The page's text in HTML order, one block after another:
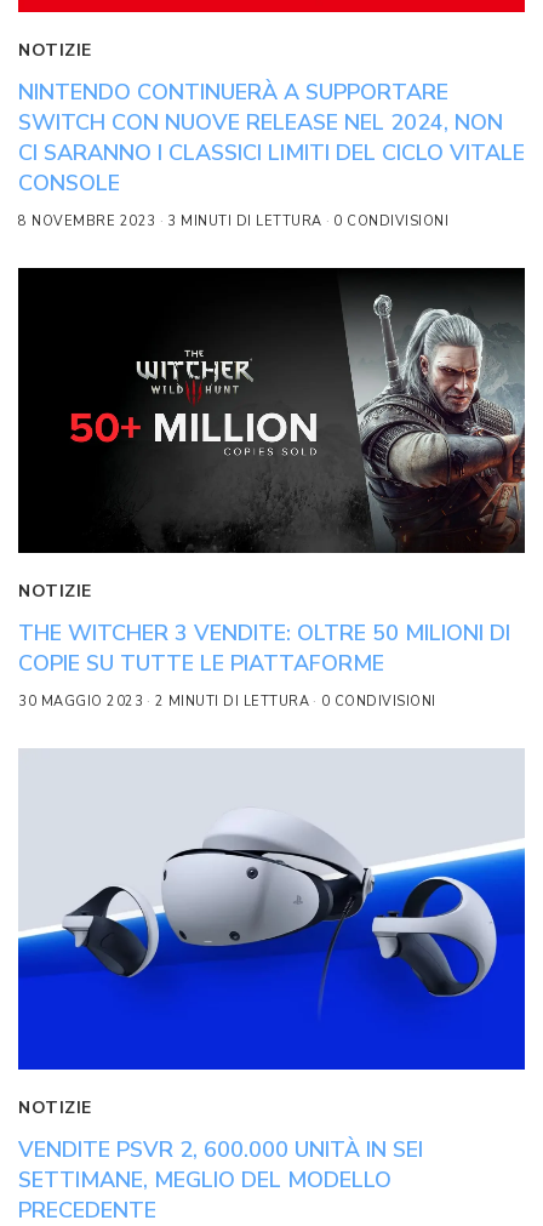
NOTIZIE
NINTENDO CONTINUERÀ A SUPPORTARE
SWITCH CON NUOVE RELEASE NEL 2024, NON
CI SARANNO I CLASSICI LIMITI DEL CICLO VITALE
CONSOLE
8 NOVEMBRE 2023 3 MINUTI DI LETTURA 0 CONDIVISIONI
NOTIZIE
THE WITCHER 3 VENDITE: OLTRE 50 MILIONI DI
COPIE SU TUTTE LE PIATTAFORME
30 MAGGIO 2023 2 MINUTI DI LETTURA 0 CONDIVISIONI
NOTIZIE
VENDITE PSVR 2, 600.000 UNITÀ IN SEI
SETTIMANE, MEGLIO DEL MODELLO
PRECEDENTE